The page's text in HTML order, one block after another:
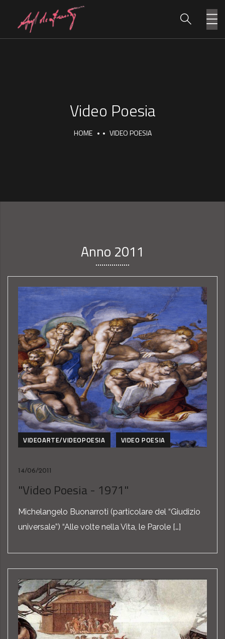
Video Poesia
HOME VIDEO POESIA
Anno 2011
VIDEOARTE/VIDEOPOESIA VIDEO POESIA
14/06/2011
"Video Poesia - 1971"
Michelangelo Buonarroti (particolare del “Giudizio
universale”) “Alle volte nella Vita, le Parole […]